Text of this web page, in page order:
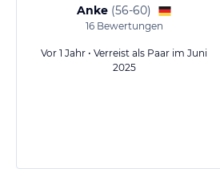
Anke (56-60)
16Bewertungen
Vor 1 Jahr • Verreist als Paar im Juni
2025